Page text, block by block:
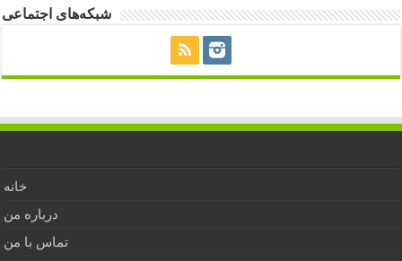
شبکه‌های اجتماعی
خانه
درباره من
تماس با من